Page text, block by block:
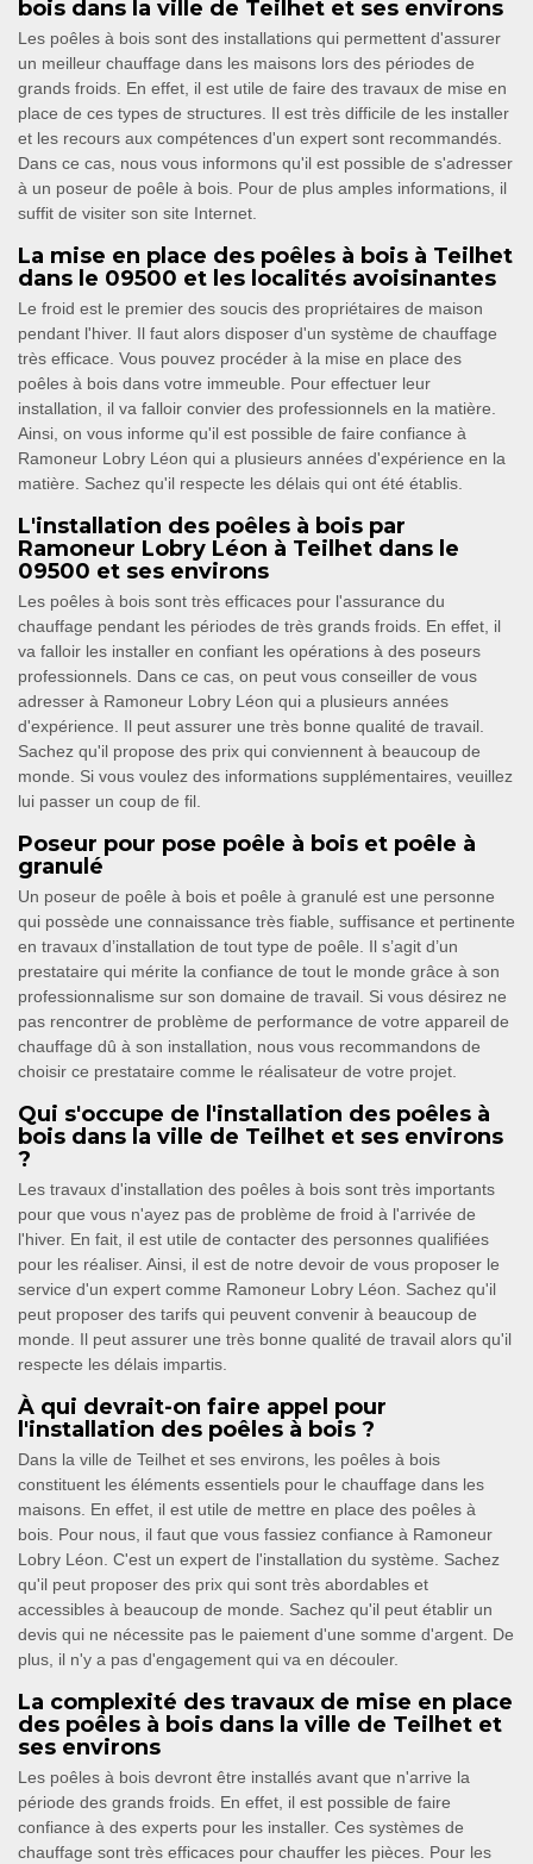
bois dans la ville de Teilhet et ses environs
Les poêles à bois sont des installations qui permettent d'assurer
un meilleur chauffage dans les maisons lors des périodes de
grands froids. En effet, il est utile de faire des travaux de mise en
place de ces types de structures. Il est très difficile de les installer
et les recours aux compétences d'un expert sont recommandés.
Dans ce cas, nous vous informons qu'il est possible de s'adresser
à un poseur de poêle à bois. Pour de plus amples informations, il
suffit de visiter son site Internet.
La mise en place des poêles à bois à Teilhet
dans le 09500 et les localités avoisinantes
Le froid est le premier des soucis des propriétaires de maison
pendant l'hiver. Il faut alors disposer d'un système de chauffage
très efficace. Vous pouvez procéder à la mise en place des
poêles à bois dans votre immeuble. Pour effectuer leur
installation, il va falloir convier des professionnels en la matière.
Ainsi, on vous informe qu'il est possible de faire confiance à
Ramoneur Lobry Léon qui a plusieurs années d'expérience en la
matière. Sachez qu'il respecte les délais qui ont été établis.
L'installation des poêles à bois par
Ramoneur Lobry Léon à Teilhet dans le
09500 et ses environs
Les poêles à bois sont très efficaces pour l'assurance du
chauffage pendant les périodes de très grands froids. En effet, il
va falloir les installer en confiant les opérations à des poseurs
professionnels. Dans ce cas, on peut vous conseiller de vous
adresser à Ramoneur Lobry Léon qui a plusieurs années
d'expérience. Il peut assurer une très bonne qualité de travail.
Sachez qu'il propose des prix qui conviennent à beaucoup de
monde. Si vous voulez des informations supplémentaires, veuillez
lui passer un coup de fil.
Poseur pour pose poêle à bois et poêle à
granulé
Un poseur de poêle à bois et poêle à granulé est une personne
qui possède une connaissance très fiable, suffisance et pertinente
en travaux d’installation de tout type de poêle. Il s’agit d’un
prestataire qui mérite la confiance de tout le monde grâce à son
professionnalisme sur son domaine de travail. Si vous désirez ne
pas rencontrer de problème de performance de votre appareil de
chauffage dû à son installation, nous vous recommandons de
choisir ce prestataire comme le réalisateur de votre projet.
Qui s'occupe de l'installation des poêles à
bois dans la ville de Teilhet et ses environs
?
Les travaux d'installation des poêles à bois sont très importants
pour que vous n'ayez pas de problème de froid à l'arrivée de
l'hiver. En fait, il est utile de contacter des personnes qualifiées
pour les réaliser. Ainsi, il est de notre devoir de vous proposer le
service d'un expert comme Ramoneur Lobry Léon. Sachez qu'il
peut proposer des tarifs qui peuvent convenir à beaucoup de
monde. Il peut assurer une très bonne qualité de travail alors qu'il
respecte les délais impartis.
À qui devrait-on faire appel pour
l'installation des poêles à bois ?
Dans la ville de Teilhet et ses environs, les poêles à bois
constituent les éléments essentiels pour le chauffage dans les
maisons. En effet, il est utile de mettre en place des poêles à
bois. Pour nous, il faut que vous fassiez confiance à Ramoneur
Lobry Léon. C'est un expert de l'installation du système. Sachez
qu'il peut proposer des prix qui sont très abordables et
accessibles à beaucoup de monde. Sachez qu'il peut établir un
devis qui ne nécessite pas le paiement d'une somme d'argent. De
plus, il n'y a pas d'engagement qui va en découler.
La complexité des travaux de mise en place
des poêles à bois dans la ville de Teilhet et
ses environs
Les poêles à bois devront être installés avant que n'arrive la
période des grands froids. En effet, il est possible de faire
confiance à des experts pour les installer. Ces systèmes de
chauffage sont très efficaces pour chauffer les pièces. Pour les